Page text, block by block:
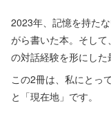
2023年、記憶を持た
がら書いた本。そし
の対話経験を形にした
この2冊は、私にとっ
と「現在地」です。